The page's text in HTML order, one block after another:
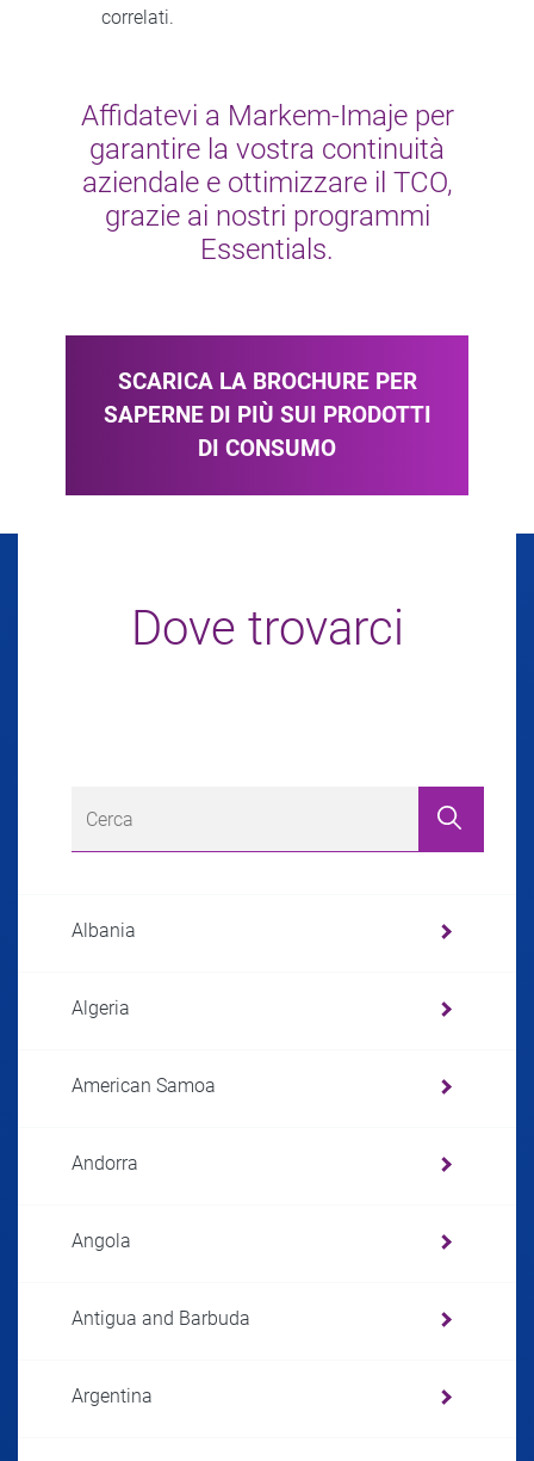
correlati.
Affidatevi a Markem-Imaje per
garantire la vostra continuità
aziendale e ottimizzare il TCO,
grazie ai nostri programmi
Essentials.
SCARICA LA BROCHURE PER
SAPERNE DI PIÙ SUI PRODOTTI
DI CONSUMO
Dove trovarci
Albania
Algeria
American Samoa
Andorra
Angola
Antigua and Barbuda
Argentina